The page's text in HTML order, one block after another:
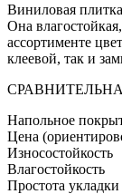
Виниловая
Она
ассортименте
клеевой, так и
Напольное
Цена
Износостойкость
Влагостойкость
Простота укладки